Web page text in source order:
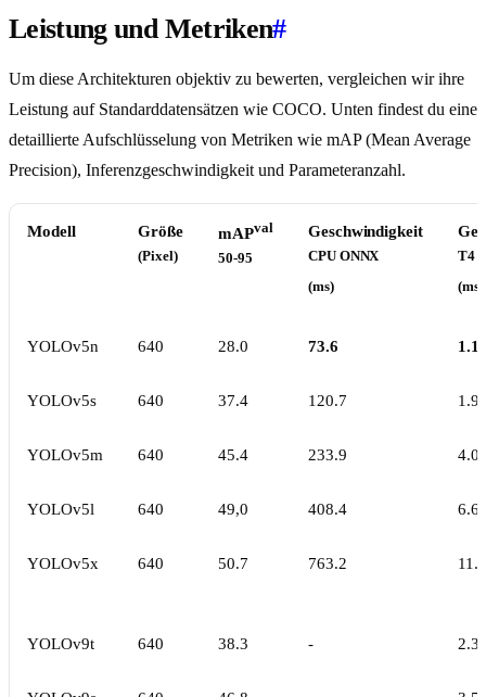
Leistung und Metriken#
Um diese Architekturen objektiv zu bewerten, vergleichen wir ihre
Leistung auf Standarddatensätzen wie COCO. Unten findest du eine
detaillierte Aufschlüsselung von Metriken wie mAP (Mean Average
Precision), Inferenzgeschwindigkeit und Parameteranzahl.
Modell Größe
(Pixel)
mAPval
50-95
Geschwindigkeit
CPU ONNX
(ms)
T4
(ms)
YOLOv5n 640 28.0 73.6
YOLOv5s 640 37.4 120.7
YOLOv5m 640 45.4 233.9
YOLOv5l 640 49,0 408.4
YOLOv5x 640 50.7 763.2
YOLOv9t 640 38.3 - 2.3